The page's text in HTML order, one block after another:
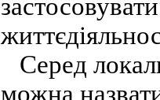
Серед
можна